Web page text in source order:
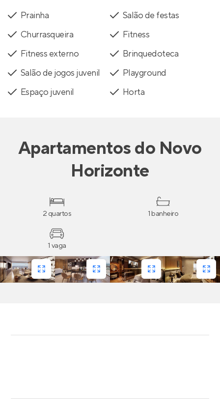
Prainha
Salão de festas
Churrasqueira
Fitness
Fitness externo
Brinquedoteca
Salão de jogos juvenil
Playground
Espaço juvenil
Horta
Apartamentosdo Novo
Horizonte
2 quartos 1 banheiro
1 vaga